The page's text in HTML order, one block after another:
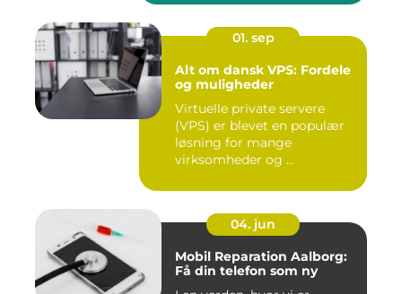
01. sep
Alt om dansk VPS: Fordele
og muligheder
Virtuelle private servere
(VPS) er blevet en populær
løsning for mange
virksomheder og ...
04. jun
Mobil Reparation Aalborg:
Få din telefon som ny